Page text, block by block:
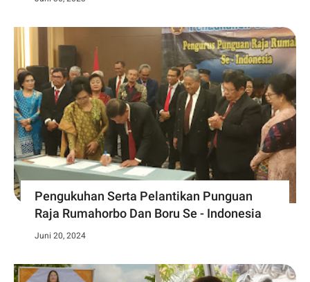
Pengukuhan Serta Pelantikan Punguan
Raja Rumahorbo Dan Boru Se - Indonesia
Juni 20, 2024